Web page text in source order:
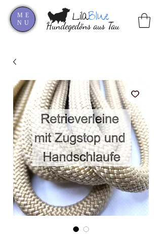
Hundegedöns aus Tau
LilaBlue
ME
NU